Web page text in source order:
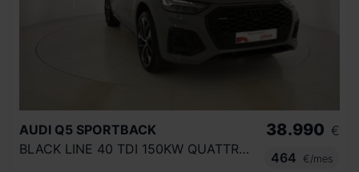
AUDI Q5 SPORTBACK
BLACK LINE 40 TDI 150KW QUATTRO ULTRA
38.990 €
464
€/mes